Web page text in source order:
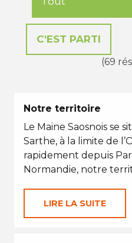
(69
Notre territoire
Le Maine Saosnois se
Sarthe, à la limite de
rapidement depuis
Normandie, notre
LIRE LA SUITE